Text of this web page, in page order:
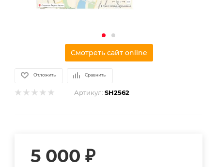
Смотреть сайт online
Отложить Сравнить
Артикул: SH2562
5 000 ₽